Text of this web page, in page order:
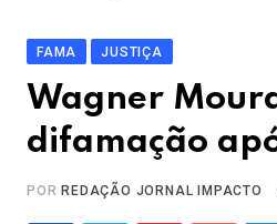
FAMA JUSTIÇA
Wagner
difamação
POR REDAÇÃO JORNAL IMPACTO